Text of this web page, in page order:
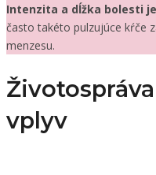
Intenzita a dĺžka bolesti
často takéto pulzujúce kŕče
menzesu.
vplyv